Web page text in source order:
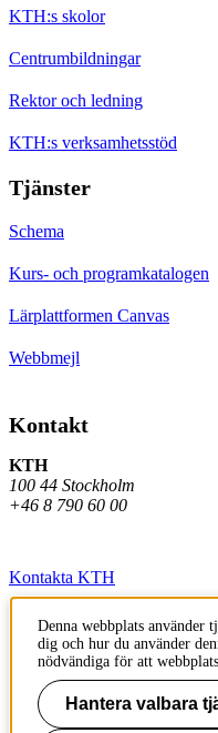
KTH:s skolor
Centrumbildningar
Rektor och ledning
KTH:s verksamhetsstöd
Tjänster
Schema
Kurs- och programkatalogen
Lärplattformen Canvas
Webbmejl
Kontakt
KTH
100 44 Stockholm
+46 8 790 60 00
Kontakta KTH
Jobba på KTH
Press och media
Faktura och betalning KTH
Denna webbplats använder
dig och hur du använder
nödvändiga för att
Hantera valbara